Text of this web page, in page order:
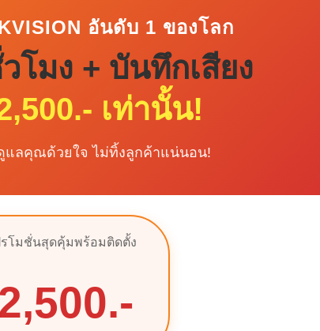
อันดับ 1 ของโลก
โมง + บันทึกเสียง
เท่านั้น!
แลคุณด้วยใจ ไม่ทิ้งลูกค้าแน่นอน!
โมชั่นสุดคุ้มพร้อมติดตั้ง